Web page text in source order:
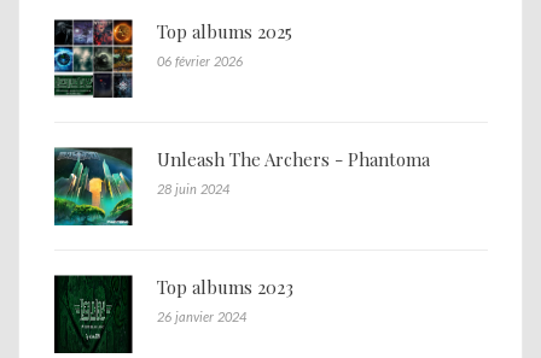
Top albums 2025
06 février 2026
Unleash The Archers - Phantoma
28 juin 2024
Top albums 2023
26 janvier 2024